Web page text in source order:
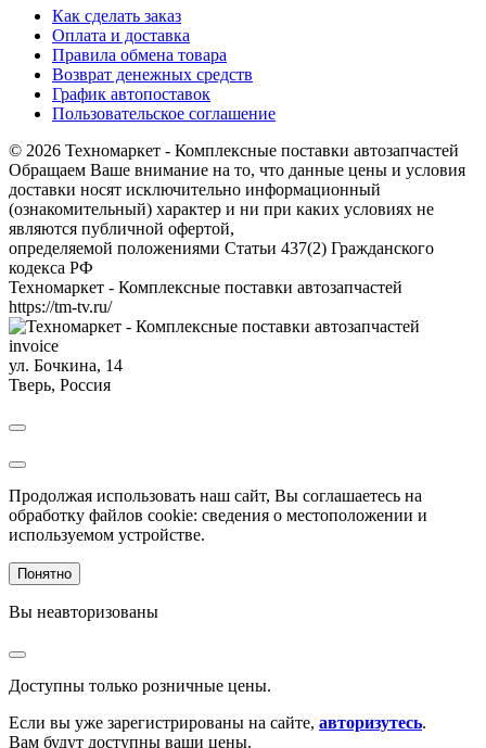
Как сделать заказ
Оплата и доставка
Правила обмена товара
Возврат денежных средств
График автопоставок
Пользовательское соглашение
© 2026 Техномаркет - Комплексные поставки автозапчастей
Обращаем Ваше внимание на то, что данные цены и условия
доставки носят исключительно информационный
(ознакомительный) характер и ни при каких условиях не
являются публичной офертой,
определяемой положениями Статьи 437(2) Гражданского
кодекса РФ
Техномаркет - Комплексные поставки автозапчастей
https://tm-tv.ru/
invoice
ул. Бочкина, 14
Тверь, Россия
Продолжая использовать наш сайт, Вы соглашаетесь на
обработку файлов cookie: сведения о местоположении и
используемом устройстве.
Понятно
Вы неавторизованы
Доступны только розничные цены.
Если вы уже зарегистрированы на сайте, авторизутесь.
Вам будут доступны ваши цены.